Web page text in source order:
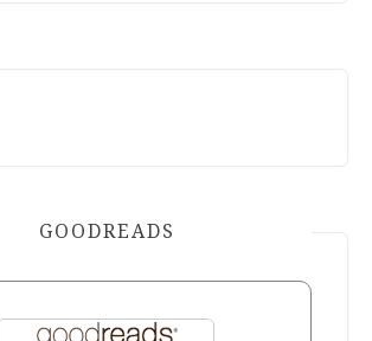
GOODREADS